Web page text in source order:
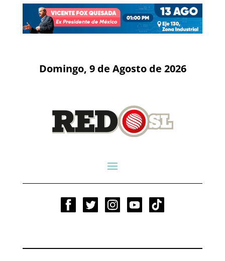
Domingo, 9 de Agosto de 2026